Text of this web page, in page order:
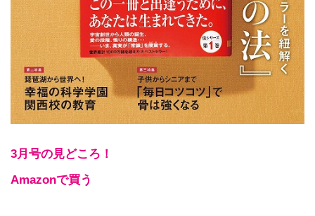
3月号の見どころ！
Amazonで買う